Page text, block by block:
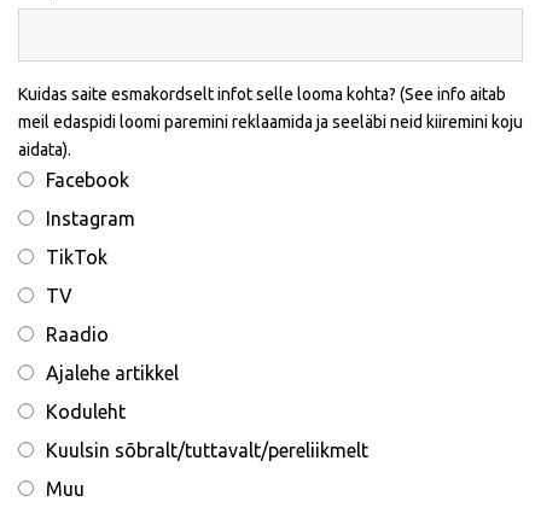
Kuidas saite esmakordselt infot selle looma kohta? (See info aitab
meil edaspidi loomi paremini reklaamida ja seeläbi neid kiiremini koju
aidata).
Facebook
Instagram
TikTok
TV
Raadio
Ajalehe artikkel
Koduleht
Kuulsin sõbralt/tuttavalt/pereliikmelt
Muu